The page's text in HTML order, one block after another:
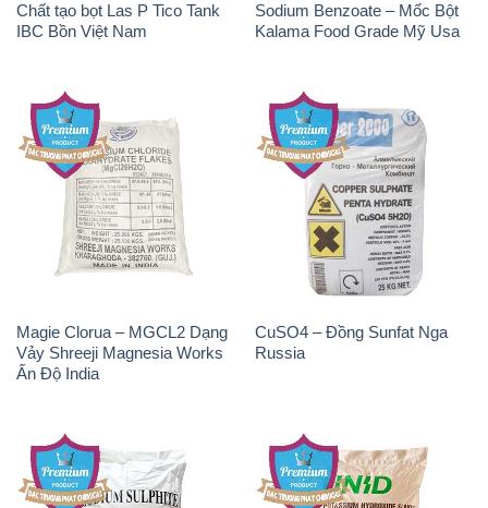
Chất tạo bọt Las P Tico Tank
IBC Bồn Việt Nam
Sodium Benzoate – Mốc Bột
Kalama Food Grade Mỹ Usa
Magie Clorua – MGCL2 Dạng
Vảy Shreeji Magnesia Works
Ấn Độ India
CuSO4 – Đồng Sunfat Nga
Russia